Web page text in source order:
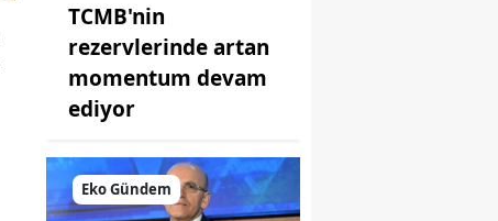
TCMB'nin
rezervlerinde artan
momentum devam
ediyor
Eko Gündem